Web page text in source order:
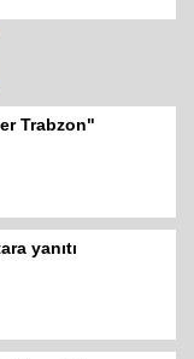
Trabzon"
yanıtı